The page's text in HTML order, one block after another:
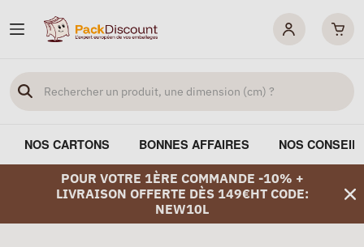
NOS CARTONS BONNES AFFAIRES NOS
POUR VOTRE 1ÈRE COMMANDE -10% +
LIVRAISON OFFERTE DÈS 149€HT CODE:
NEW10L